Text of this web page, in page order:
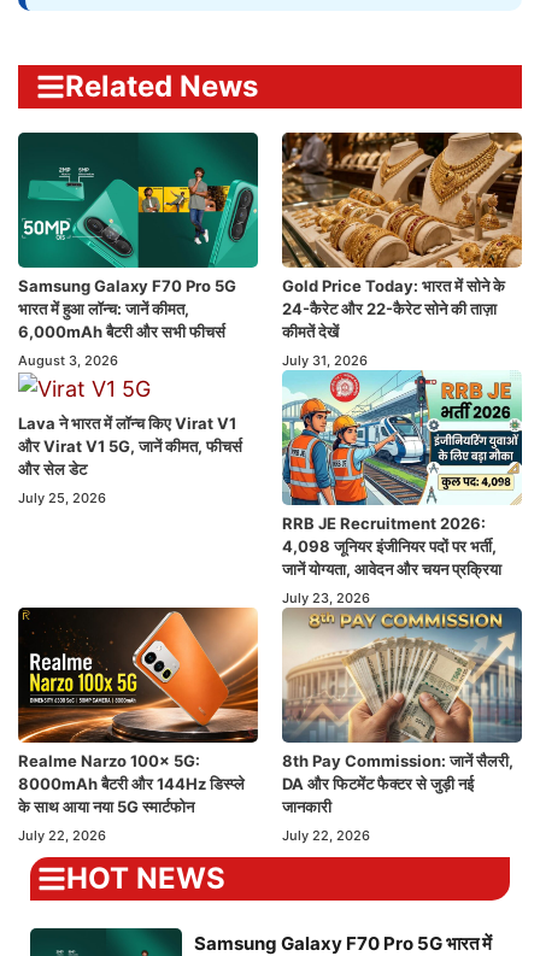
Related News
Samsung Galaxy F70 Pro 5G
भारत में हुआ लॉन्च: जानें कीमत,
6,000mAh बैटरी और सभी फीचर्स
August 3, 2026
Gold Price Today: भारत में सोने के
24-कैरेट और 22-कैरेट सोने की ताज़ा
कीमतें देखें
July 31, 2026
Lava ने भारत में लॉन्च किए Virat V1
और Virat V1 5G, जानें कीमत, फीचर्स
और सेल डेट
July 25, 2026
RRB JE Recruitment 2026:
4,098 जूनियर इंजीनियर पदों पर भर्ती,
जानें योग्यता, आवेदन और चयन प्रक्रिया
July 23, 2026
Realme Narzo 100x 5G:
8000mAh बैटरी और 144Hz डिस्प्ले
के साथ आया नया 5G स्मार्टफोन
July 22, 2026
8th Pay Commission: जानें सैलरी,
DA और फिटमेंट फैक्टर से जुड़ी नई
जानकारी
July 22, 2026
HOT NEWS
Samsung Galaxy F70 Pro 5G भारत में